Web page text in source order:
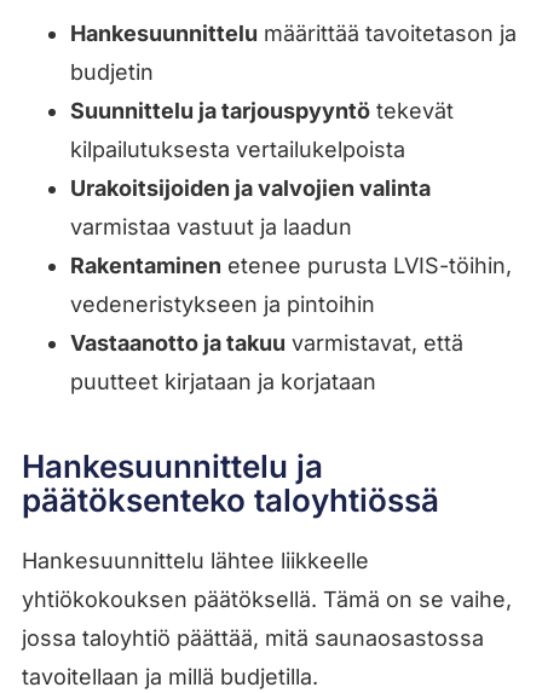
Hankesuunnittelu määrittää tavoitetason ja
budjetin
Suunnittelu ja tarjouspyyntötekevät
kilpailutuksesta vertailukelpoista
Urakoitsijoiden ja valvojien valinta
varmistaa vastuut ja laadun
Rakentaminen etenee purusta LVIS-töihin,
vedeneristykseen ja pintoihin
Vastaanotto ja takuu varmistavat, että
puutteet kirjataan ja korjataan
Hankesuunnittelu ja
päätöksenteko taloyhtiössä
Hankesuunnittelu lähtee liikkeelle
yhtiökokouksen päätöksellä. Tämä on se vaihe,
jossa taloyhtiö päättää, mitä saunaosastossa
tavoitellaan ja millä budjetilla.